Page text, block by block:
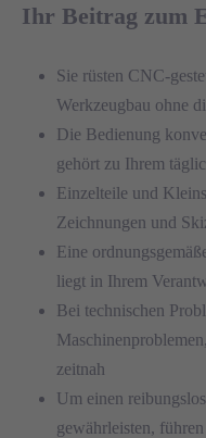
Ihr Beitrag zum
Sie rüsten CNC-
Werkzeugbau ohne
Die Bedienung
gehört zu Ihrem
Einzelteile und
Zeichnungen und
Eine
liegt in Ihrem
Bei technischen
zeitnah
Um einen
gewährleisten,